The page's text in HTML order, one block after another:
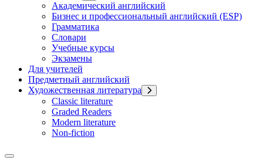
Академический английский
Бизнес и профессиональный английский (ESP)
Грамматика
Словари
Учебные курсы
Экзамены
Для учителей
Предметный английский
Художественная литература
Classic literature
Graded Readers
Modern literature
Non-fiction